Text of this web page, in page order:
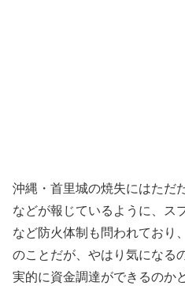
沖縄・首里城の焼失にはただ
などが報じているように、ス
など防火体制も問われており
のことだが、やはり気になる
実的に資金調達ができるのか